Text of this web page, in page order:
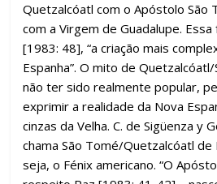
Quetzalcóatl com o Apóstolo São
com a Virgem de Guadalupe.
[1983: 48], “a criação mais
Espanha”. O mito de
não ter sido realmente popular,
exprimir a realidade da Nova
cinzas da Velha. C. de Sigüenza y
chama São Tomé/Quetzalcóatl de
seja, o Fénix americano. “O